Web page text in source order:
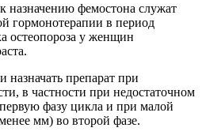
фемостона служат
гормонотерапии в период
остеопороза у женщин
назначать препарат при
в частности при недостаточном
фазу цикла и при малой
мм) во второй фазе.